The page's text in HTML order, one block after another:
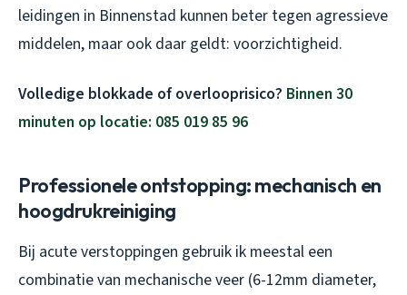
leidingen in Binnenstad kunnen beter tegen agressieve
middelen, maar ook daar geldt: voorzichtigheid.
Volledige blokkade of overlooprisico? Binnen 30
minuten op locatie: 085 019 85 96
Professionele ontstopping: mechanisch en
hoogdrukreiniging
Bij acute verstoppingen gebruik ik meestal een
combinatie van mechanische veer (6-12mm diameter,